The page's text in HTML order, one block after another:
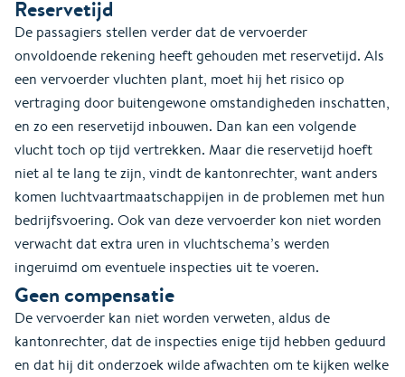
Reservetijd
De passagiers stellen verder dat de vervoerder
onvoldoende rekening heeft gehouden met reservetijd. Als
een vervoerder vluchten plant, moet hij het risico op
vertraging door buitengewone omstandigheden inschatten,
en zo een reservetijd inbouwen. Dan kan een volgende
vlucht toch op tijd vertrekken. Maar die reservetijd hoeft
niet al te lang te zijn, vindt de kantonrechter, want anders
komen luchtvaartmaatschappijen in de problemen met hun
bedrijfsvoering. Ook van deze vervoerder kon niet worden
verwacht dat extra uren in vluchtschema’s werden
ingeruimd om eventuele inspecties uit te voeren.
Geen compensatie
De vervoerder kan niet worden verweten, aldus de
kantonrechter, dat de inspecties enige tijd hebben geduurd
en dat hij dit onderzoek wilde afwachten om te kijken welke